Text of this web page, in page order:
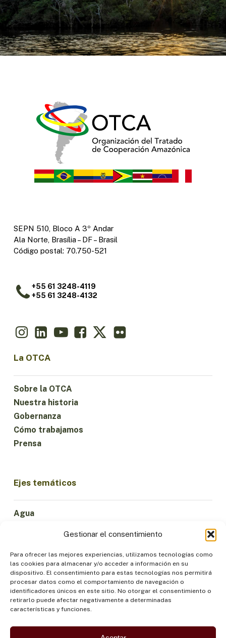
Gestionar el consentimiento
Para ofrecer las mejores experiencias, utilizamos tecnologías como
las cookies para almacenar y/o acceder a información en su
dispositivo. El consentimiento para estas tecnologías nos permitirá
procesar datos como el comportamiento de navegación o
identificadores únicos en este sitio. No otorgar el consentimiento o
retirarlo puede afectar negativamente a determinadas
características y funciones.
SEPN 510, Bloco A 3º Andar
Ala Norte, Brasília – DF – Brasil
Código postal: 70.750-521
+55 61 3248-4119
+55 61 3248-4132
La OTCA
Sobre la OTCA
Nuestra historia
Gobernanza
Cómo trabajamos
Prensa
Ejes temáticos
Agua
Economía Sostenible
Bosques y Biodiversidad
Institucionalidad
Participación
Pueblos Indígenas